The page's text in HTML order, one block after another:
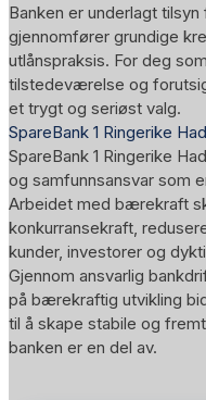
Banken er underlagt
gjennomfører grundige
utlånspraksis. For deg
tilstedeværelse og
et trygt og seriøst valg.
SpareBank 1 Ringerike
SpareBank 1 Ringerike
og samfunnsansvar som
Arbeidet med bærekraft
konkurransekraft,
kunder, investorer og
Gjennom ansvarlig
på bærekraftig utvikling
til å skape stabile og
banken er en del av.